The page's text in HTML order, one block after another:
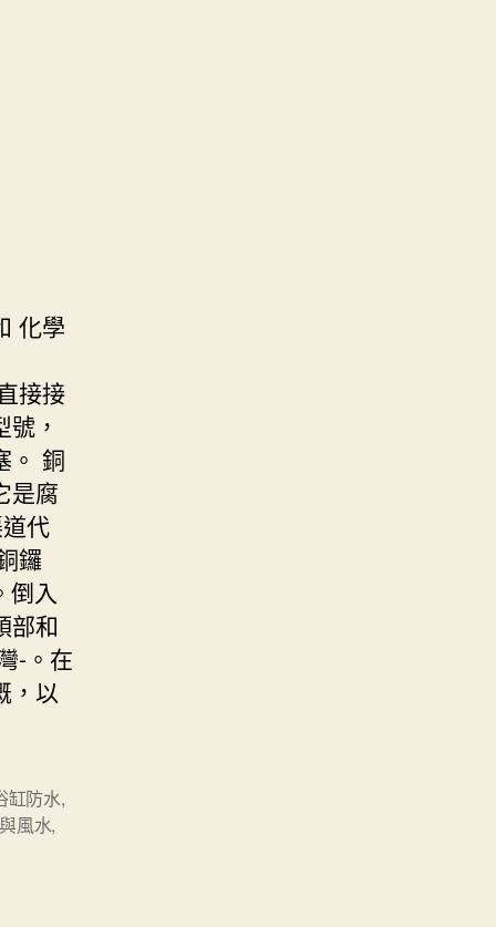
化學
接接
，
。 銅
是腐
代
鑼
倒入
部和
-。在
，以
缸防水,
風水,